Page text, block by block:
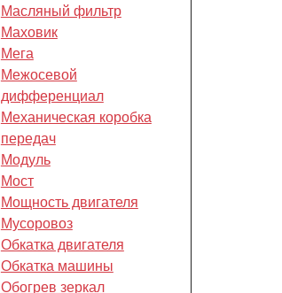
Масляный фильтр
Маховик
Мега
Межосевой
дифференциал
Механическая коробка
передач
Модуль
Мост
Мощность двигателя
Мусоровоз
Обкатка двигателя
Обкатка машины
Обогрев зеркал